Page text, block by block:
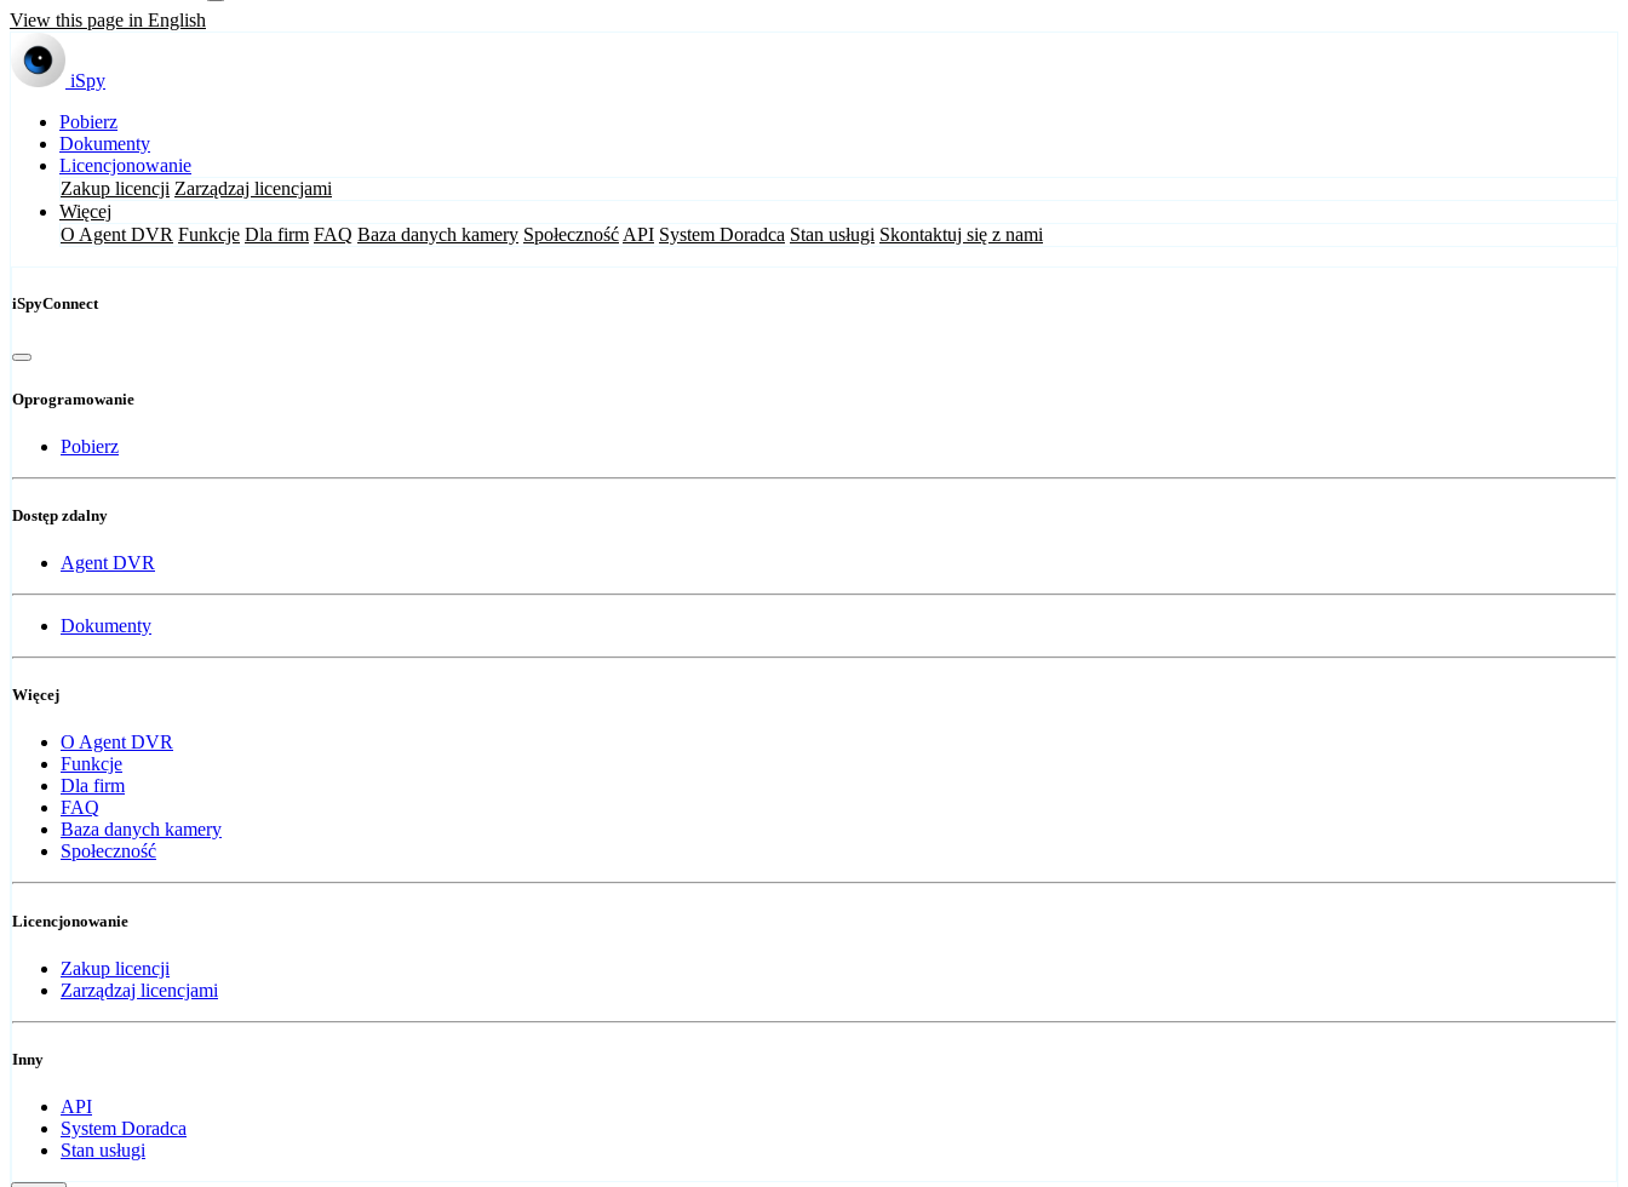
View this page in English
iSpy
Pobierz
Dokumenty
Licencjonowanie
Zakup licencji Zarządzaj licencjami
Więcej
O Agent DVR Funkcje Dla firm FAQ Baza danych kamery Społeczność API System Doradca Stan usługi Skontaktuj się z nami
iSpyConnect
Oprogramowanie
Pobierz
Dostęp zdalny
Agent DVR
Dokumenty
Więcej
O Agent DVR
Funkcje
Dla firm
FAQ
Baza danych kamery
Społeczność
Licencjonowanie
Zakup licencji
Zarządzaj licencjami
Inny
API
System Doradca
Stan usługi